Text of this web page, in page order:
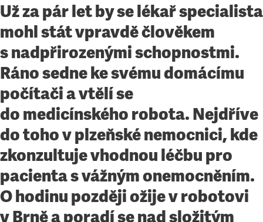
Už za pár let by se lékař specialista
mohl stát vpravdě člověkem
s nadpřirozenými schopnostmi.
Ráno sedne ke svému domácímu
počítači a vtělí se
do medicínského robota. Nejdříve
do toho v plzeňské nemocnici, kde
zkonzultuje vhodnou léčbu pro
pacienta s vážným onemocněním.
O hodinu později ožije v robotovi
v Brně a poradí se nad složitým